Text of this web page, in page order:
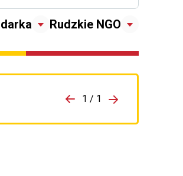
Rudzkie NGO
komunikatu 1 / 1
Przejdź do